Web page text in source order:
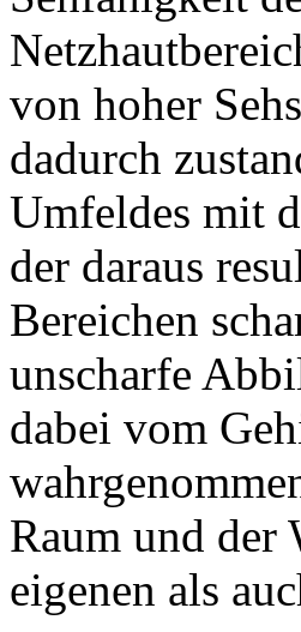
von hoher
dadurch
Umfeldes mit
der daraus
Bereichen
unscharfe
dabei vom
Raum und der
eigenen als